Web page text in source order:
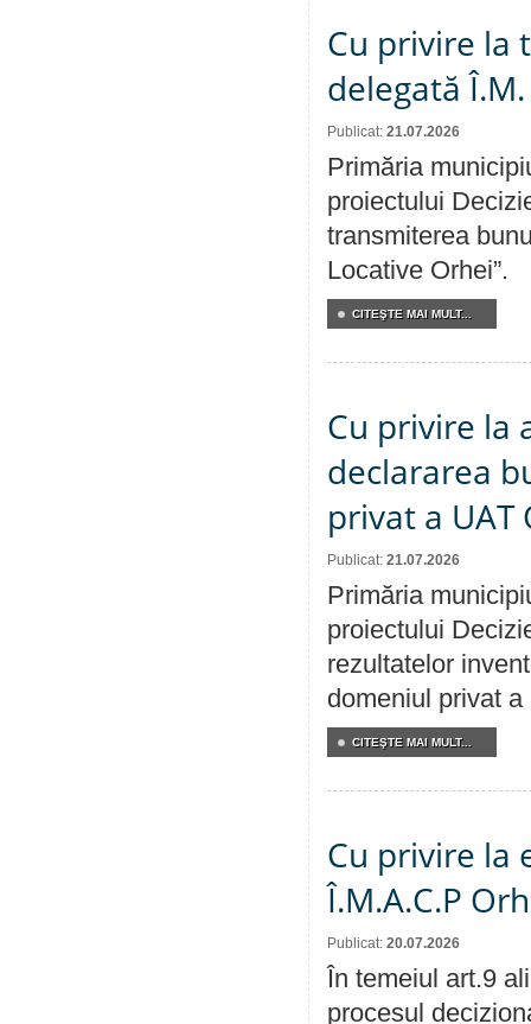
Cu privire la
delegată
Publicat: 21.07.2026
Primăria
proiectului
transmiterea
Locative Orhei”.
CITEŞTE MAI MULT...
Cu privire la
declararea
privat a UAT
Publicat: 21.07.2026
Primăria
proiectului
rezultatelor
domeniul privat a
CITEŞTE MAI MULT...
Cu privire la
Î.M.A.C.P
Publicat: 20.07.2026
În temeiul art.9
procesul